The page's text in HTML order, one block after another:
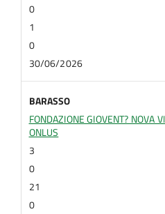
0
1
0
30/06/2026
BARASSO
FONDAZIONE GIOVENT? NOVA
ONLUS
3
0
21
0